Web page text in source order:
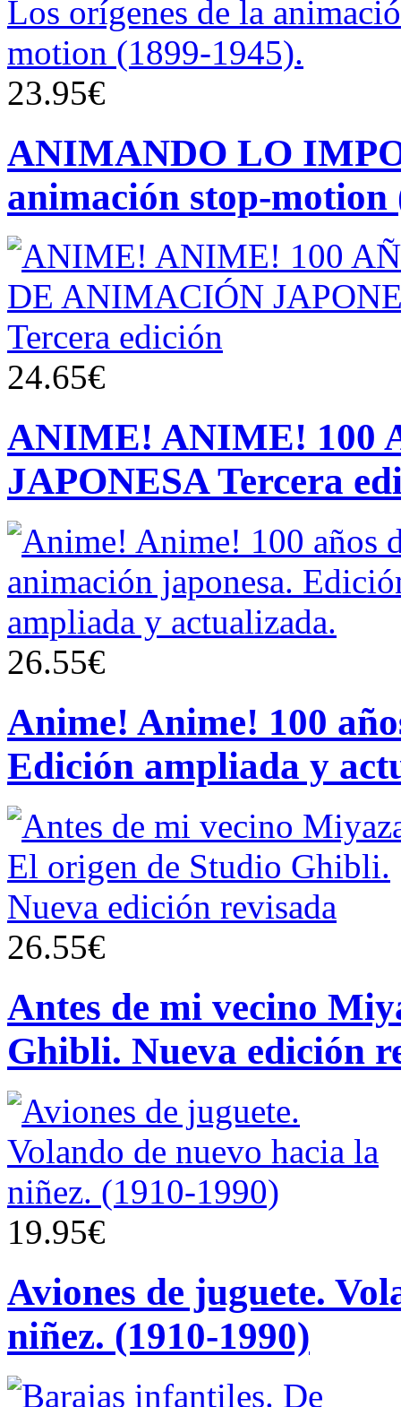
23.95€
ANIMANDO LO
animación stop-motion
24.65€
ANIME! ANIME! 100
JAPONESA Tercera
26.55€
Anime! Anime! 100
Edición ampliada y
26.55€
Antes de mi vecino
Ghibli. Nueva edición
19.95€
Aviones de juguete.
niñez. (1910-1990)